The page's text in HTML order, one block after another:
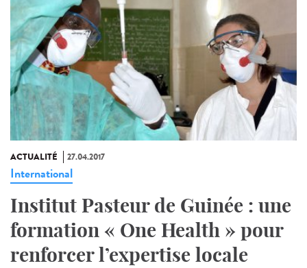
ACTUALITÉ 27.04.2017
International
Institut Pasteur de Guinée : une
formation « One Health » pour
renforcer l’expertise locale